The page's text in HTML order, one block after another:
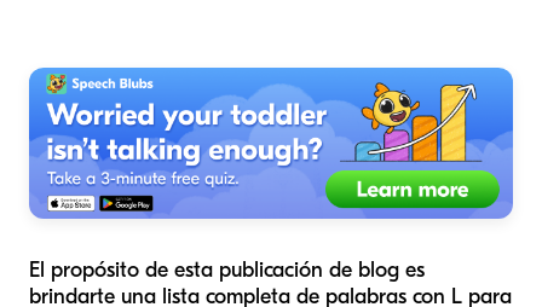
El propósito de esta publicación de blog es
brindarte una lista completa de palabras con L para